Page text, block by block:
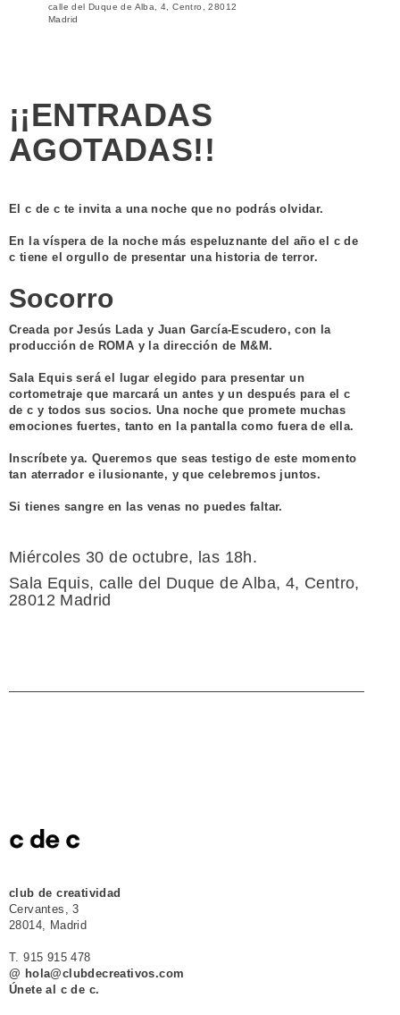
calle del Duque de Alba, 4, Centro, 28012
Madrid
¡¡ENTRADAS
AGOTADAS!!
El c de c te invita a una noche que no podrás olvidar.
En la víspera de la noche más espeluznante del año el c de
c tiene el orgullo de presentar una historia de terror.
Socorro
Creada por Jesús Lada y Juan García-Escudero, con la
producción de ROMA y la dirección de M&M.
Sala Equis será el lugar elegido para presentar un
cortometraje que marcará un antes y un después para el c
de c y todos sus socios. Una noche que promete muchas
emociones fuertes, tanto en la pantalla como fuera de ella.
Inscríbete ya. Queremos que seas testigo de este momento
tan aterrador e ilusionante, y que celebremos juntos.
Si tienes sangre en las venas no puedes faltar.
Miércoles 30 de octubre, las 18h.
Sala Equis, calle del Duque de Alba, 4, Centro,
28012 Madrid
club de creatividad
Cervantes, 3
28014, Madrid
T. 915 915 478
@ hola@clubdecreativos.com
Únete al c de c.